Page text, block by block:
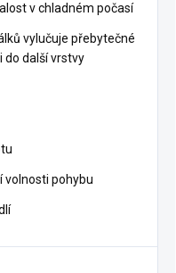
v chladném počasí
vylučuje přebytečné
do další vrstvy
volnosti pohybu